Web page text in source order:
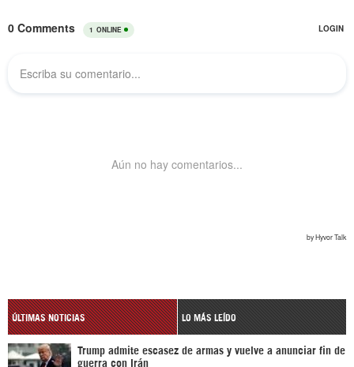
ÚLTIMAS NOTICIAS LO MÁS LEÍDO
Trump admite escasez de armas y vuelve a anunciar fin de
guerra con Irán